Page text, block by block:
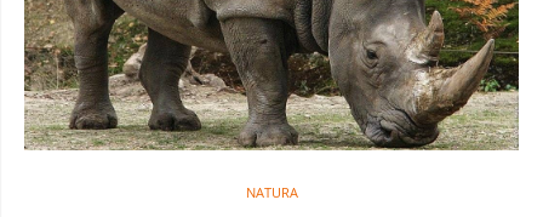
NATURA